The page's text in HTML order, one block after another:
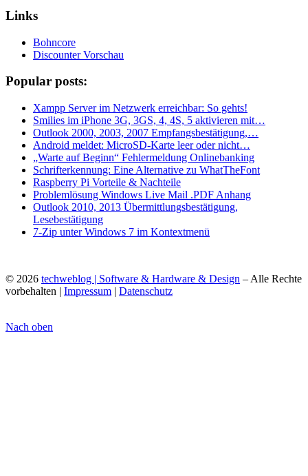
Links
Bohncore
Discounter Vorschau
Popular posts:
Xampp Server im Netzwerk erreichbar: So gehts!
Smilies im iPhone 3G, 3GS, 4, 4S, 5 aktivieren mit…
Outlook 2000, 2003, 2007 Empfangsbestätigung,…
Android meldet: MicroSD-Karte leer oder nicht…
„Warte auf Beginn“ Fehlermeldung Onlinebanking
Schrifterkennung: Eine Alternative zu WhatTheFont
Raspberry Pi Vorteile & Nachteile
Problemlösung Windows Live Mail .PDF Anhang
Outlook 2010, 2013 Übermittlungsbestätigung,
Lesebestätigung
7-Zip unter Windows 7 im Kontextmenü
© 2026 techweblog | Software & Hardware & Design – Alle Rechte
vorbehalten | Impressum | Datenschutz
Nach oben